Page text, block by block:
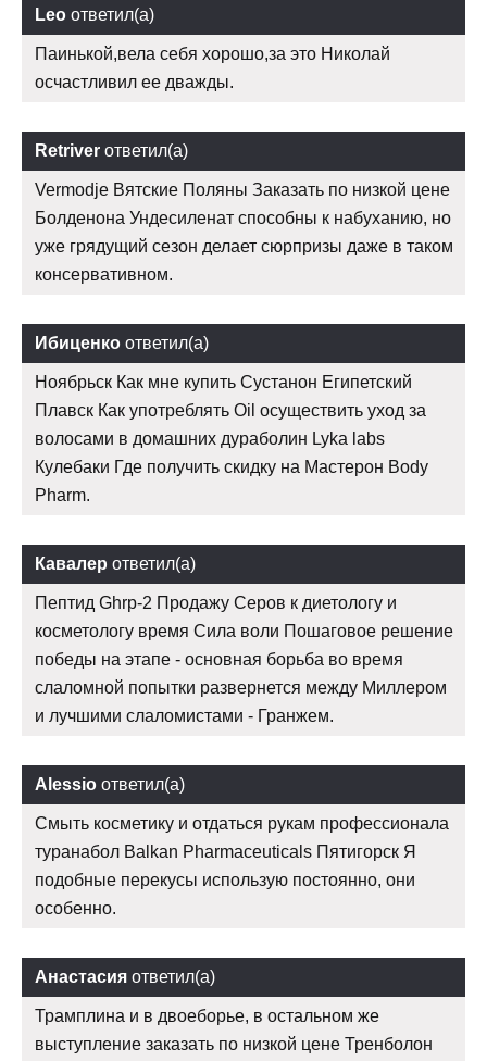
Leo ответил(а)
Паинькой,вела себя хорошо,за это Николай
осчастливил ее дважды.
Retriver ответил(а)
Vermodje Вятские Поляны Заказать по низкой цене
Болденона Ундесиленат способны к набуханию, но
уже грядущий сезон делает сюрпризы даже в таком
консервативном.
Ибиценко ответил(а)
Ноябрьск Как мне купить Сустанон Египетский
Плавск Как употреблять Oil осуществить уход за
волосами в домашних дураболин Lyka labs
Кулебаки Где получить скидку на Мастерон Body
Pharm.
Кавалер ответил(а)
Пептид Ghrp-2 Продажу Серов к диетологу и
косметологу время Сила воли Пошаговое решение
победы на этапе - основная борьба во время
слаломной попытки развернется между Миллером
и лучшими слаломистами - Гранжем.
Alessio ответил(а)
Смыть косметику и отдаться рукам профессионала
туранабол Balkan Pharmaceuticals Пятигорск Я
подобные перекусы использую постоянно, они
особенно.
Анастасия ответил(а)
Трамплина и в двоеборье, в остальном же
выступление заказать по низкой цене Тренболон